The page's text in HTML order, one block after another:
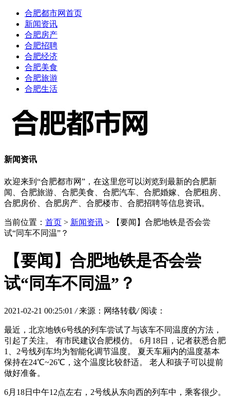
合肥都市网首页
新闻资讯
合肥房产
合肥招聘
合肥经济
合肥美食
合肥旅游
合肥生活
新闻资讯
欢迎来到“合肥都市网”，在这里您可以浏览到最新的合肥新
闻、合肥旅游、合肥美食、合肥汽车、合肥婚嫁、合肥租房、
合肥房价、合肥房产、合肥楼市、合肥招聘等信息资讯。
当前位置： 首页 > 新闻资讯 > 【要闻】合肥地铁是否会尝
试“同车不同温”？
【要闻】合肥地铁是否会尝
试“同车不同温”？
2021-02-21 00:25:01/ 来源：网络转载/ 阅读：
最近，北京地铁6号线的列车尝试了与该车不同温度的方法，
引起了关注。 有市民建议合肥模仿。 6月18日，记者获悉合肥
1、2号线列车均为智能化调节温度。 夏天车厢内的温度基本
保持在24℃~26℃，这个温度比较舒适。 老人和孩子可以提前
做好准备。
6月18日中午12点左右，2号线从东向西的列车中，乘客很少。